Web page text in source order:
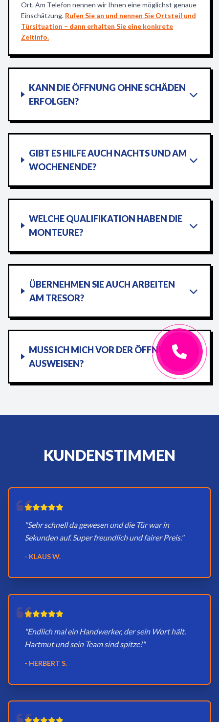
Ort. Am Telefon nennen wir Ihnen eine möglichst genaue
Einschätzung. Rufen Sie an und nennen Sie Ortsteil und
Türsituation – dann erhalten Sie eine konkrete
Zeitinfo.
KANN DIE ÖFFNUNG OHNE SCHÄDEN
ERFOLGEN?
GIBT ES HILFE AUCH NACHTS UND AM
WOCHENENDE?
WELCHE QUALIFIKATION HABEN DIE
MONTEURE?
ÜBERNEHMEN SIE AUCH ARBEITEN
AM TRESOR?
MUSS ICH MICH VOR DER ÖFFNUNG
AUSWEISEN?
KUNDENSTIMMEN
"Sehr schnell da gewesen und die Tür war in
Sekunden auf. Super freundlich und fairer Preis."
- KLAUS W.
"Endlich mal ein Handwerker, der sein Wort hält.
Hartmut und sein Team sind spitze!"
- HERBERT S.